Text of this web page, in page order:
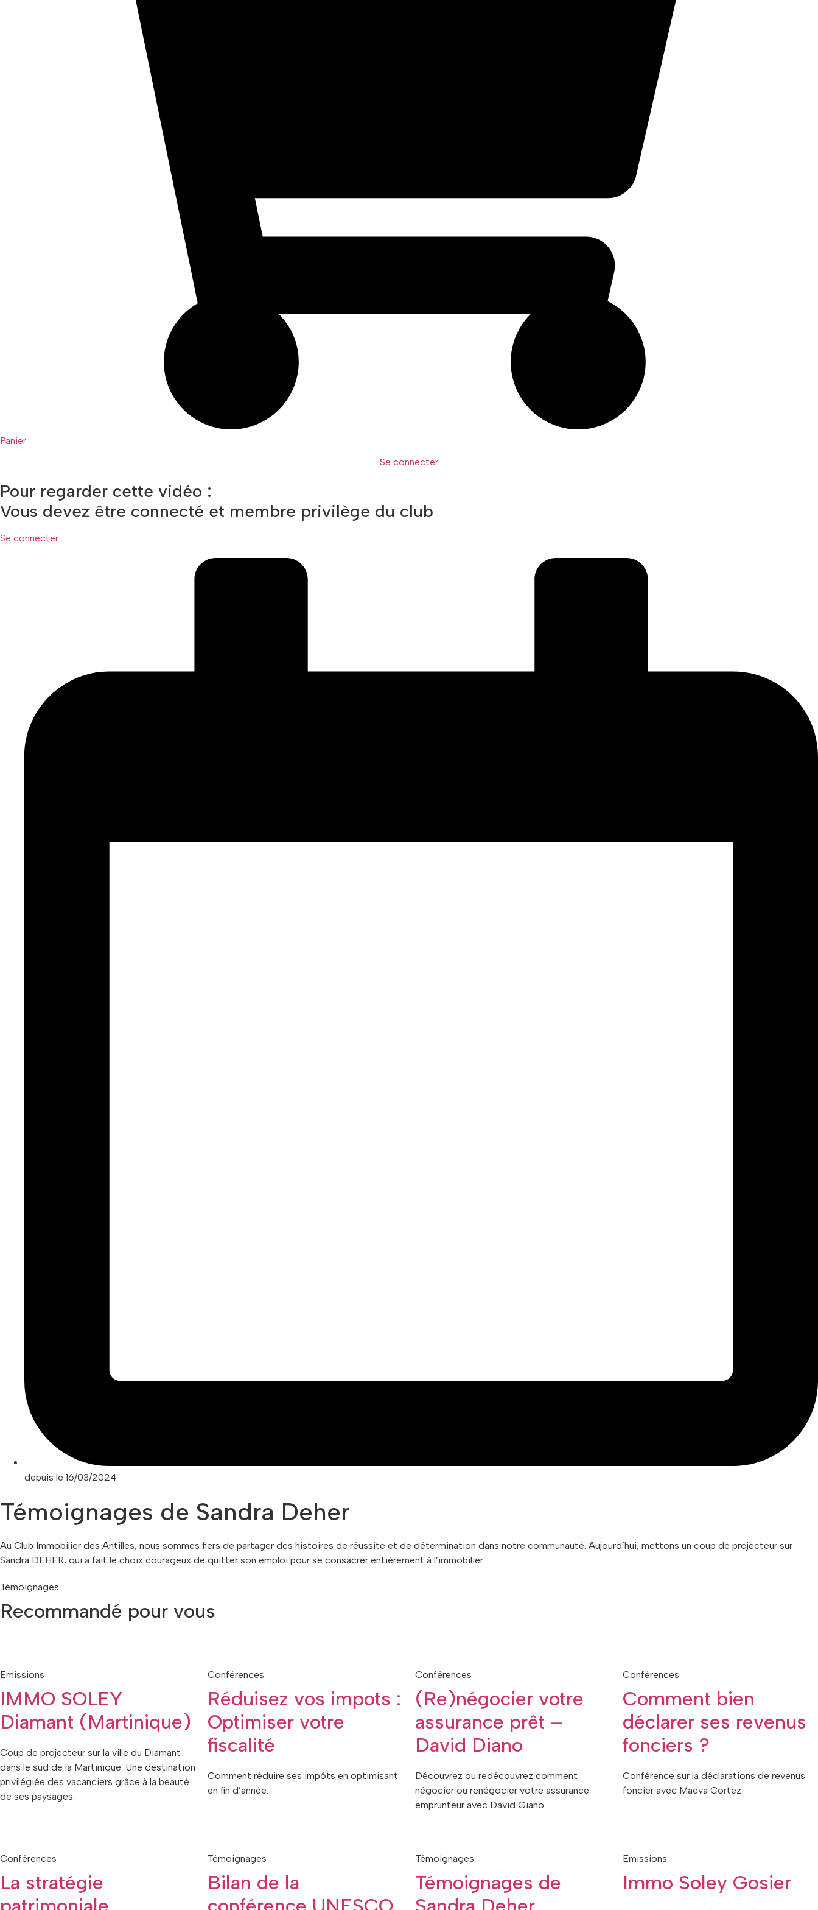
Panier
Se connecter
Pour regarder cette vidéo :
Vous devez être connecté et membre privilège du club
Se connecter
depuis le 16/03/2024
Témoignages de Sandra Deher
Au Club Immobilier des Antilles, nous sommes fiers de partager des histoires de réussite et de détermination dans notre communauté. Aujourd’hui, mettons un coup de projecteur sur
Sandra DEHER, qui a fait le choix courageux de quitter son emploi pour se consacrer entièrement à l’immobilier.
Témoignages
Recommandé pour vous
Emissions
IMMO SOLEY
Diamant (Martinique)
Coup de projecteur sur la ville du Diamant
dans le sud de la Martinique. Une destination
privilégiée des vacanciers grâce à la beauté
de ses paysages.
Conférences
Réduisez vos impots :
Optimiser votre
fiscalité
Comment réduire ses impôts en optimisant
en fin d’année.
Conférences
(Re)négocier votre
assurance prêt –
David Diano
Découvrez ou redécouvrez comment
négocier ou renégocier votre assurance
emprunteur avec David Giano.
Conférences
Comment bien
déclarer ses revenus
fonciers ?
Conférence sur la déclarations de revenus
foncier avec Maeva Cortez
Conférences
La stratégie
Témoignages
Bilan de la
Témoignages
Témoignages de
Emissions
Immo Soley Gosier